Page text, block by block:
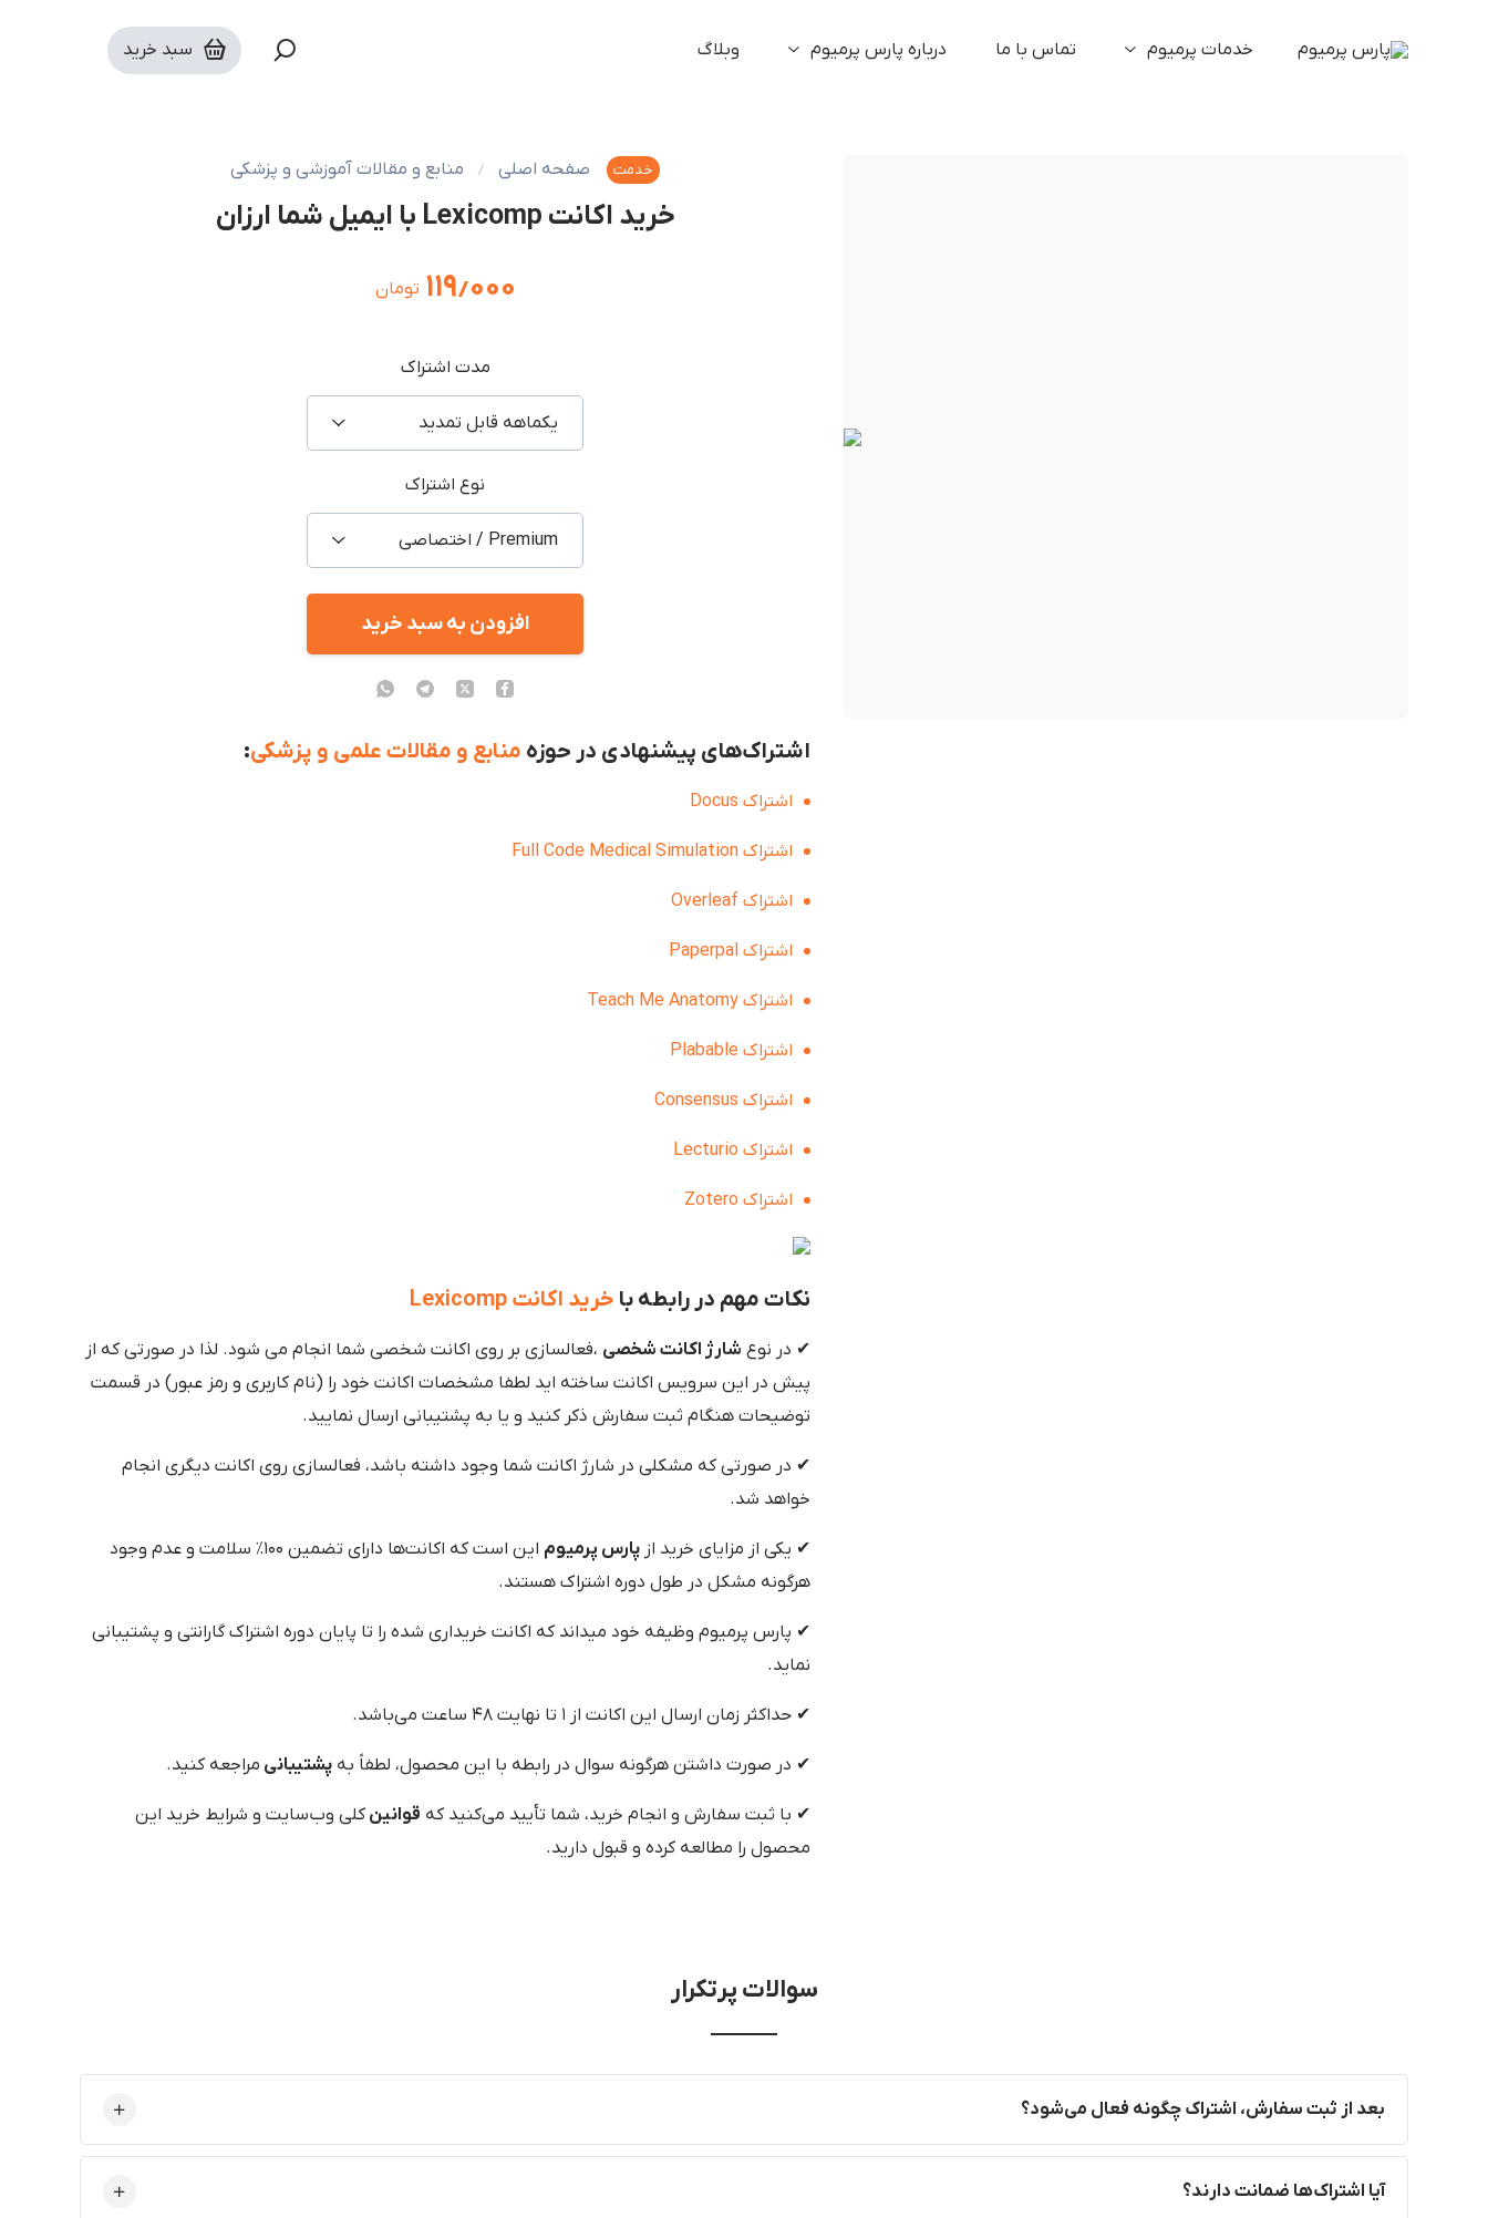
خدمات پرمیوم تماس با ما درباره پارس پرمیوم وبلاگ سبد خرید
خدمت صفحه اصلی منابع و مقالات آموزشی و پزشکی
خرید اکانت Lexicomp با ایمیل شما ارزان
۱۱۹٫۰۰۰ تومان
مدت اشتراک
یکماهه قابل تمدید
نوع اشتراک
Premium / اختصاصی
افزودن به سبد خرید
اشتراک‌های پیشنهادی در حوزه منابع و مقالات علمی و پزشکی:
اشتراک Docus
اشتراک Full Code Medical Simulation
اشتراک Overleaf
اشتراک Paperpal
اشتراک Teach Me Anatomy
اشتراک Plabable
اشتراک Consensus
اشتراک Lecturio
اشتراک Zotero
نکات مهم در رابطه با خرید اکانت Lexicomp
✔ در نوع شارژ اکانت شخصی ،فعالسازی بر روی اکانت شخصی شما انجام می شود. لذا در صورتی که از
پیش در این سرویس اکانت ساخته اید لطفا مشخصات اکانت خود را (نام کاربری و رمز عبور) در قسمت
توضیحات هنگام ثبت سفارش ذکر کنید و یا به پشتیبانی ارسال نمایید.
✔ در صورتی که مشکلی در شارژ اکانت شما وجود داشته باشد، فعالسازی روی اکانت دیگری انجام
خواهد شد.
✔ یکی از مزایای خرید از پارس پرمیوم
این است که اکانت‌ها دارای تضمین ۱۰۰٪ سلامت و عدم وجود
هرگونه مشکل در طول دوره اشتراک هستند.
✔ پارس پرمیوم وظیفه خود میداند که اکانت خریداری شده را تا پایان دوره اشتراک گارانتی و پشتیبانی
نماید.
✔ حداکثر زمان ارسال این اکانت از ۱ تا نهایت ۴۸ ساعت می‌باشد.
✔ در صورت داشتن هرگونه سوال در رابطه با این محصول، لطفاً به پشتیبانی مراجعه کنید.
✔ با ثبت سفارش و انجام خرید، شما تأیید می‌کنید که قوانینکلی وب‌سایت و شرایط خرید این
محصول را مطالعه کرده و قبول دارید.
سوالات پرتکرار
بعد از ثبت سفارش، اشتراک چگونه فعال می‌شود؟
آیا اشتراک‌ها ضمانت دارند؟